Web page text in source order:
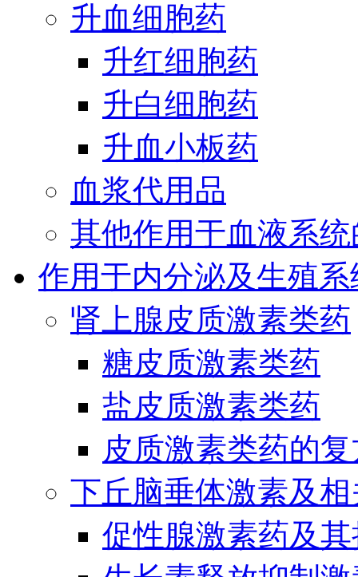
升血细胞药
升红细胞药
升白细胞药
升血小板药
血浆代用品
其他作用于血液系
作用于内分泌及生殖
肾上腺皮质激素类药
糖皮质激素类药
盐皮质激素类药
皮质激素类药的
下丘脑垂体激素及
促性腺激素药及